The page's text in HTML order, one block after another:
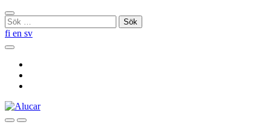
Skip
to
content
Stäng
sökningen
Sök
efter:
fi en sv
Sök